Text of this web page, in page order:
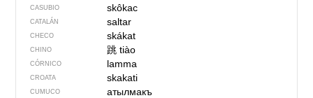
CASUBIO skôkac
CATALÁN saltar
CHECO skákat
CHINO 跳tiào
CÓRNICO lamma
CROATA skakati
CUMUCO атылмакъ